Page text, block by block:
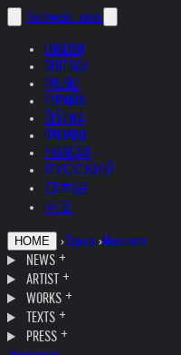
helnwein .com
ENGLISH
DEUTSCH
POLSKI
ESPAÑOL
ČEŠTINA
ITALIANO
FRANÇAIS
РУССКИЙ
日本語
中文
HOME › Topics ›Museum
NEWS
ARTIST
WORKS
TEXTS
PRESS